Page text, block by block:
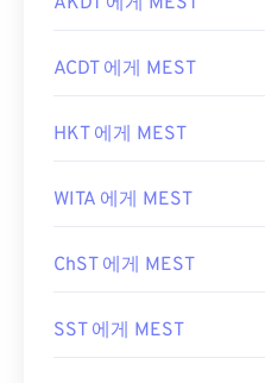
ACDT 에게 MEST
HKT 에게 MEST
WITA 에게 MEST
ChST 에게 MEST
SST 에게 MEST